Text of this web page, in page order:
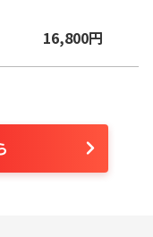
16,800円